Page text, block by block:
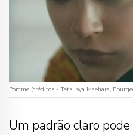
Pomme (créditos - Tetsusya Maehara,
Um padrão claro